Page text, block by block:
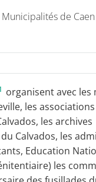
les actualités
rendez-vous de l’APHG
de recrutement
scolaires
tables
de
organisent avec les
les associations
les archives
Calvados, les
Education
les